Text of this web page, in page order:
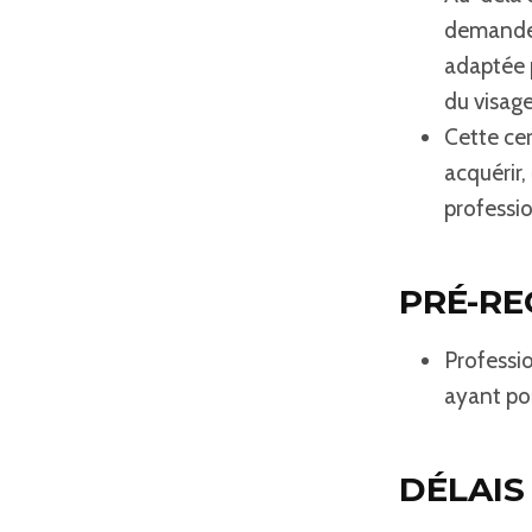
adaptée
du
Cette
PRÉ-
ayant
DÉLAIS